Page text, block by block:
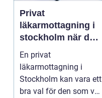
Privat
läkarmottagning i
stockholm när du
vill ha tid, trygghet
och specialistvård
En privat
läkarmottagning i
Stockholm kan vara ett
bra val för den som vill